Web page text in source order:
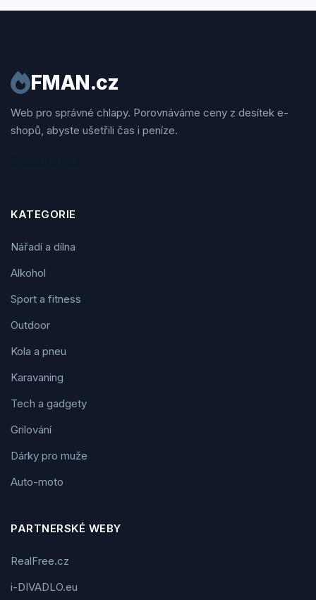
FMAN.cz
Web pro správné chlapy. Porovnáváme ceny z desítek e-
shopů, abyste ušetřili čas i peníze.
KATEGORIE
Nářadí a dílna
Alkohol
Sport a fitness
Outdoor
Kola a pneu
Karavaning
Tech a gadgety
Grilování
Dárky pro muže
Auto-moto
PARTNERSKÉ WEBY
RealFree.cz
i-DIVADLO.eu